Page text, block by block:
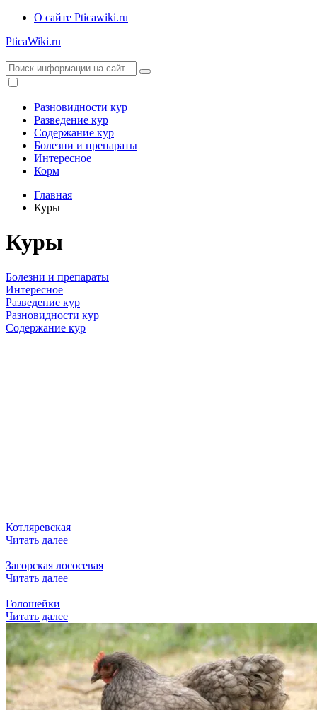
О сайте Pticawiki.ru
PticaWiki.ru
Разновидности кур
Разведение кур
Содержание кур
Болезни и препараты
Интересное
Корм
Главная
Куры
Куры
Болезни и препараты
Интересное
Разведение кур
Разновидности кур
Содержание кур
Котляревская
Читать далее
Загорская лососевая
Читать далее
Голошейки
Читать далее